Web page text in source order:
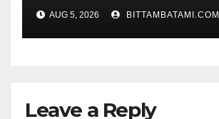
AUG 5, 2026 BITTAMBATAMI.COM
Leave a Reply